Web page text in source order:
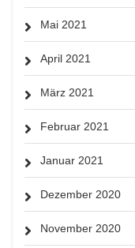
Mai 2021
April 2021
März 2021
Februar 2021
Januar 2021
Dezember 2020
November 2020